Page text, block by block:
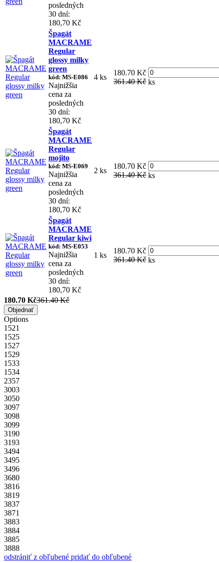
posledných
30 dní:
180,70 Kč
Špagát
MACRAME
Regular
glossy milky
green
kód: MS-E086
Najnižšia
cena za
posledných
30 dní:
180,70 Kč
4 ks
180.70 Kč
361.40 Kč ks
Špagát
MACRAME
Regular
mojito
kód: MS-E069
Najnižšia
cena za
posledných
30 dní:
180,70 Kč
2 ks
180.70 Kč
361.40 Kč ks
Špagát
MACRAME
Regular kiwi
kód: MS-E053
Najnižšia
cena za
posledných
30 dní:
180,70 Kč
1 ks
180.70 Kč
361.40 Kč ks
180.70 Kč361.40 Kč
Objednať
Options
1521
1525
1527
1529
1533
1534
2357
3003
3050
3097
3098
3099
3190
3193
3494
3495
3496
3680
3816
3819
3837
3871
3883
3884
3885
3888
odstrániť z obľubené pridať do obľubené